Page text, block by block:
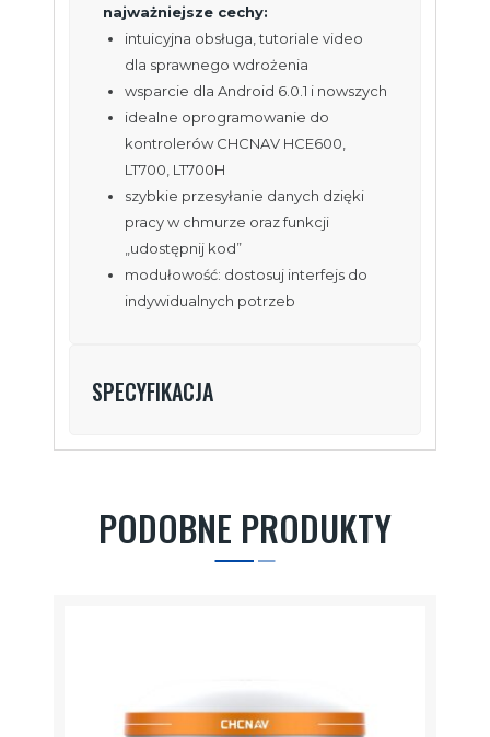
najważniejsze cechy:
intuicyjna obsługa, tutoriale video
dla sprawnego wdrożenia
wsparcie dla Android 6.0.1 i nowszych
idealne oprogramowanie do
kontrolerów CHCNAV HCE600,
LT700, LT700H
szybkie przesyłanie danych dzięki
pracy w chmurze oraz funkcji
„udostępnij kod”
modułowość: dostosuj interfejs do
indywidualnych potrzeb
SPECYFIKACJA
PODOBNE PRODUKTY